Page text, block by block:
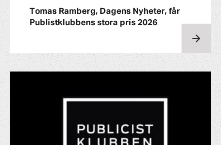
Tomas Ramberg, Dagens Nyheter, får
Publistklubbens stora pris 2026